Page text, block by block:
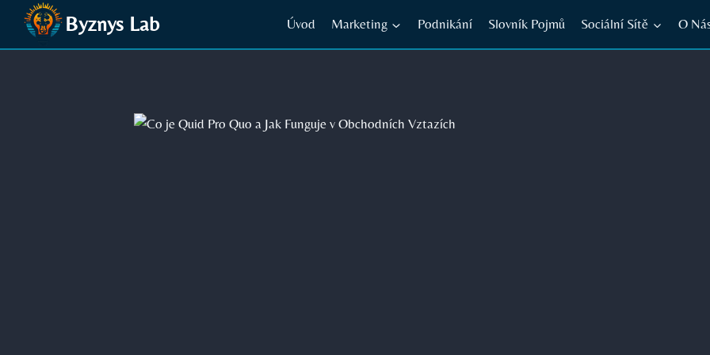
Přeskočit
obsah
Byznys Lab Úvod Marketing Podnikání Slovník Pojmů Sociální Sítě O